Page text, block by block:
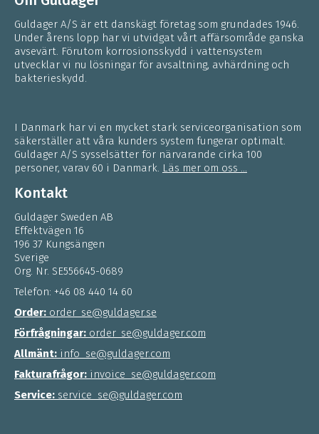
Guldager A/S är ett danskägt företag som grundades 1946.
Under årens lopp har vi utvidgat vårt affärsområde ganska
avsevärt. Förutom korrosionsskydd i vattensystem
utvecklar vi nu lösningar för avsaltning, avhärdning och
bakterieskydd.
I Danmark har vi en mycket stark serviceorganisation som
säkerställer att våra kunders system fungerar optimalt.
Guldager A/S sysselsätter för närvarande cirka 100
personer, varav 60 i Danmark. Läs mer om oss ...
Kontakt
Guldager Sweden AB
Effektvägen 16
196 37 Kungsängen
Sverige
Org. Nr. SE556645-0689
Telefon: +46 08 440 14 60
Order: order_se@guldager.se
Förfrågningar: order_se@guldager.com
Allmänt: info_se@guldager.com
Fakturafrågor: invoice_se@guldager.com
Service: service_se@guldager.com